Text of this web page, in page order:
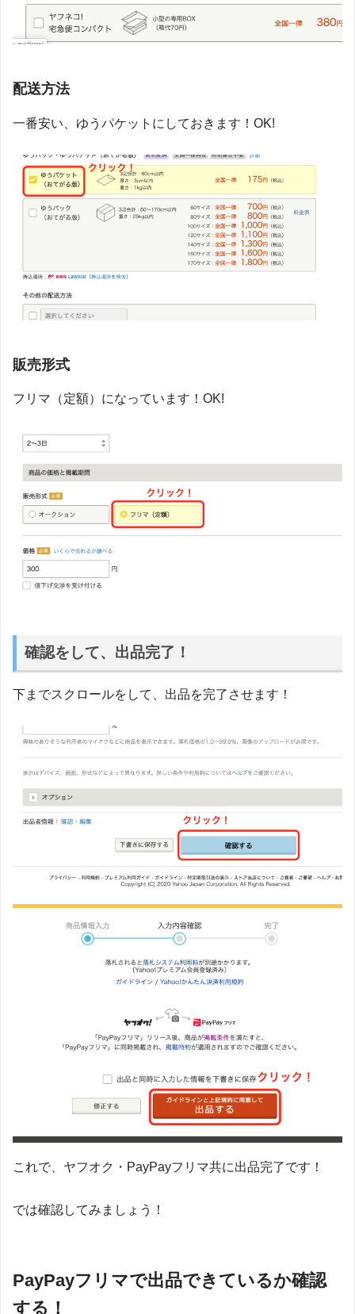
配送方法
一番安い、ゆうパケットにしておきます！OK!
販売形式
フリマ（定額）になっています！OK!
確認をして、出品完了！
下までスクロールをして、出品を完了させます！
これで、ヤフオク・PayPayフリマ共に出品完了です！
では確認してみましょう！
PayPayフリマで出品できているか確認
する！